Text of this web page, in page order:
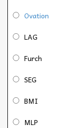
Ovation
LAG
Furch
SEG
BMI
MLP